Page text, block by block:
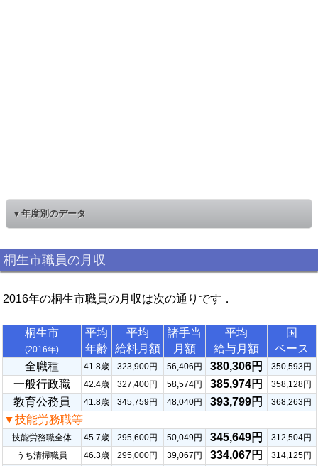
▼年度別のデータ
桐生市職員の月収
2016年の桐生市職員の月収は次の通りです．
桐生市
(2016年)
平均
年齢
平均
給料月額
諸手当
月額
平均
給与月額
国
ベース
全職種
41.8歳 323,900円 56,406円 380,306円 350,593円
一般行政職 42.4歳 327,400円 58,574円 385,974円 358,128円
教育公務員 41.8歳 345,759円 48,040円 393,799円 368,263円
▼技能労務職等
技能労務職全体 45.7歳 295,600円 50,049円 345,649円
312,504円
うち清掃職員
46.3歳 295,000円 39,067円 334,067円
314,125円